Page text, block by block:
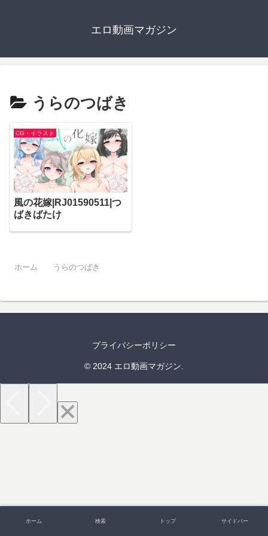
エロ動画マガジン
うらのつばき
CG・イラスト
風の花嫁|RJ01590511|つ
ばきばたけ
ホーム うらのつばき
プライバシーポリシー
© 2024 エロ動画マガジン.
ホーム 検索 トップ サイドバー